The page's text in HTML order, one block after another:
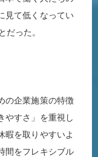
見て低くなってい
だった。
の企業施策の特徴
やすさ」を重視し
暇を取りやすいよ
間をフレキシブル